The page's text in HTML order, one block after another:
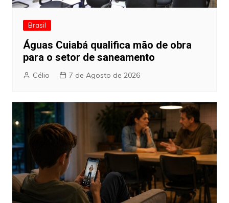
Brasil
Águas Cuiabá qualifica mão de obra
para o setor de saneamento
Célio 7 de Agosto de 2026